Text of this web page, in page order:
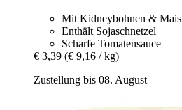
Mit Kidneybohnen & Mais
Enthält Sojaschnetzel
Scharfe Tomatensauce
€ 3,39 (€ 9,16 / kg)
Zustellung bis 08. August